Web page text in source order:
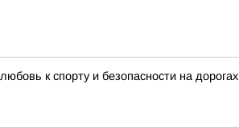
к спорту и безопасности на дорогах